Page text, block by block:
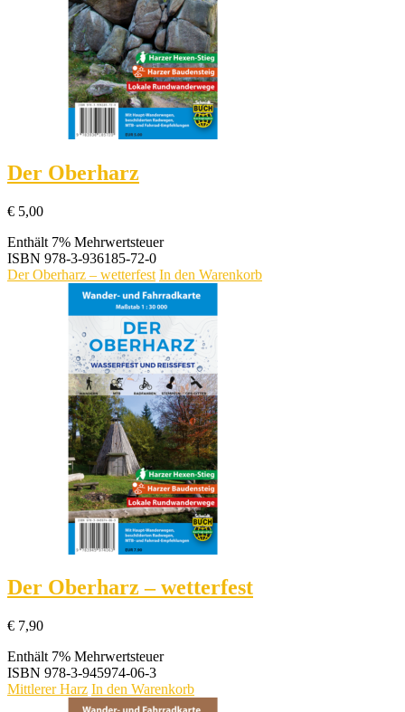
Der Oberharz
€ 5,00
Enthält 7% Mehrwertsteuer
ISBN 978-3-936185-72-0
Der Oberharz – wetterfest In den Warenkorb
Der Oberharz – wetterfest
€ 7,90
Enthält 7% Mehrwertsteuer
ISBN 978-3-945974-06-3
Mittlerer Harz In den Warenkorb